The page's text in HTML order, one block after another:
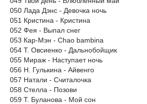
050 Лада Дэнс - Девочка ночь
051 Кристина - Кристина
052 Фея - Выпал снег
053 Кар-Мэн - Chao bambina
054 Т. Овсиенко - Дальнобойщик
055 Мираж - Наступает ночь
056 Н. Гулькина - Айвенго
057 Натали - Считалочка
058 Стелла - Позови
059 Т. Буланова - Мой сон